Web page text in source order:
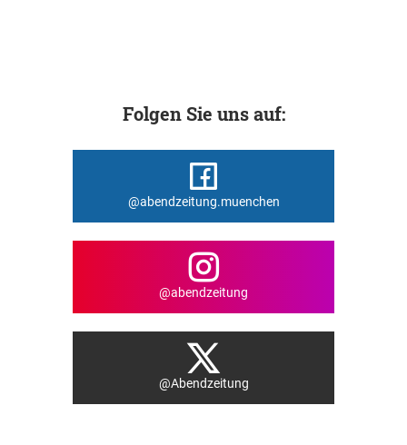
Folgen Sie uns auf:
@abendzeitung.muenchen
@abendzeitung
@Abendzeitung